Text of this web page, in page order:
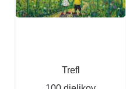
Trefl